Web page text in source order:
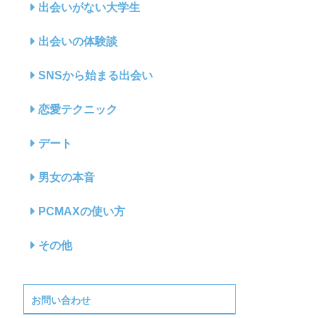
出会いがない大学生
出会いの体験談
SNSから始まる出会い
恋愛テクニック
デート
男女の本音
PCMAXの使い方
その他
お問い合わせ